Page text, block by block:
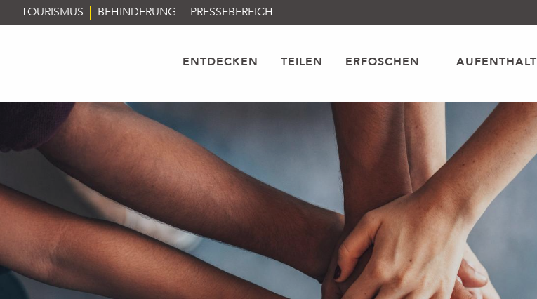
Aller
au
TOURISMUS BEHINDERUNG PRESSEBEREICH
ENTDECKEN TEILEN ERFOSCHEN AUFENTHALT